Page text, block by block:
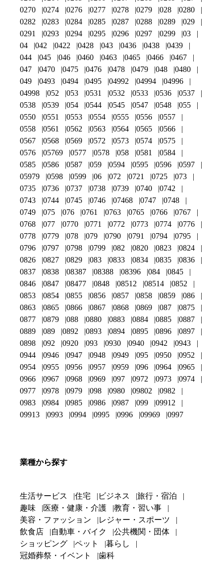
0270
0274 0276 0277 0278 0279 028
0280
0282
0283 0284 0285 0287 0288 0289
029
0291
0293 0294 0295 0296 0297 0299
03
04
042 0422 0428 043 0436 0438
0439
044
045 046 0460 0463 0465 0466
0467
047
0470 0475 0476 0478 0479 048
0480
049
0493 0494 0495 04992 04994
04996
04998
052 053 0531 0532 0533 0536
0537
0538
0539 054 0544 0545 0547 0548
055
0550
0551 0553 0554 0555 0556
0557
0558
0561 0562 0563 0564 0565
0566
0567
0568 0569 0572 0573 0574
0575
0576
05769 0577 0578 058 0581
0584
0585
0586 0587 059 0594 0595 0596
0597
05979
0598 0599 06 072 0721 0725
073
0735
0736 0737 0738 0739 0740
0742
0743
0744 0745 0746 07468 0747
0748
0749
075 076 0761 0763 0765 0766
0767
0768
077 0770 0771 0772 0773 0774
0776
0778
0779 078 079 0790 0791 0794
0795
0796
0797 0798 0799 082 0820 0823
0824
0826
0827 0829 083 0833 0834 0835
0836
0837
0838 08387 08388 08396 084
0845
0846
0847 08477 0848 08512 08514
0852
0853
0854 0855 0856 0857 0858 0859
086
0863
0865 0866 0867 0868 0869 087
0875
0877
0879 088 0880 0883 0884 0885
0887
0889
089 0892 0893 0894 0895 0896
0897
0898
092 0920 093 0930 0940 0942
0943
0944
0946 0947 0948 0949 095 0950
0952
0954
0955 0956 0957 0959 096 0964
0965
0966
0967 0968 0969 097 0972 0973
0974
0977
0978 0979 098 0980 09802
0982
0983
0984 0985 0986 0987 099
09912
09913
0993 0994 0995 0996 09969 0997
業種から探す
生活サービス 住宅 ビジネス
旅行・宿泊
趣味
医療・健康・介護
教育・習い事
美容・ファッション
レジャー・スポーツ
飲食店
自動車・バイク
公共機関・団体
ショッピング
ペット
暮らし
冠婚葬祭・イベント
歯科